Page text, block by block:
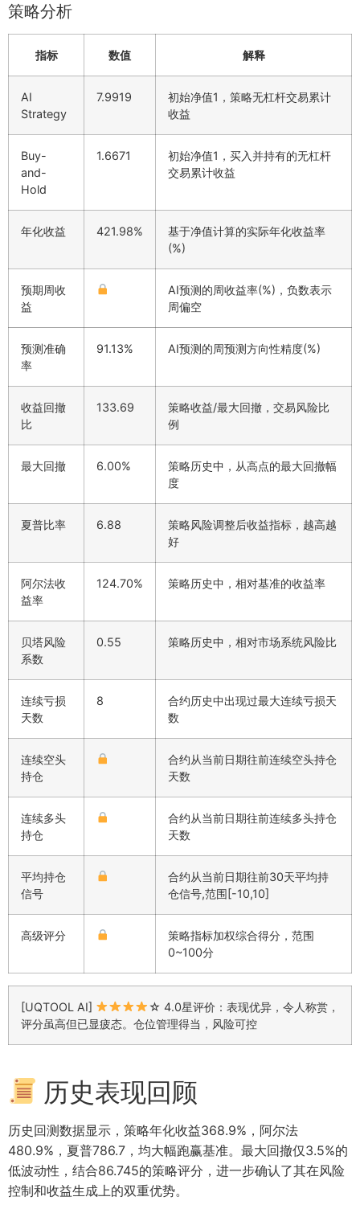
策略分析
指标 数值 解释
AI
Strategy
7.9919
初始净值1，策略无杠杆交易累计
收益
Buy-
and-
Hold
1.6671
初始净值1，买入并持有的无杠杆
交易累计收益
年化收益 421.98%
基于净值计算的实际年化收益率
(%)
预期周收
益
AI预测的周收益率(%)，负数表示
周偏空
预测准确
率
91.13% AI预测的周预测方向性精度(%)
收益回撤
比
133.69
策略收益/最大回撤，交易风险比
例
最大回撤 6.00%
策略历史中，从高点的最大回撤幅
度
夏普比率 6.88
策略风险调整后收益指标，越高越
好
阿尔法收
益率
124.70% 策略历史中，相对基准的收益率
贝塔风险
系数
0.55 策略历史中，相对市场系统风险比
连续亏损
天数
8
合约历史中出现过最大连续亏损天
数
连续空头
持仓
合约从当前日期往前连续空头持仓
天数
连续多头
持仓
合约从当前日期往前连续多头持仓
天数
平均持仓
信号
合约从当前日期往前30天平均持
仓信号,范围[-10,10]
高级评分
策略指标加权综合得分，范围
0~100分
[UQTOOL AI]
☆ 4.0星评价：表现优异，令人称赏，
评分虽高但已显疲态。仓位管理得当，风险可控
历史表现回顾
历史回测数据显示，策略年化收益368.9%，阿尔法
480.9%，夏普786.7，均大幅跑赢基准。最大回撤仅3.5%的
低波动性，结合86.745的策略评分，进一步确认了其在风险
控制和收益生成上的双重优势。